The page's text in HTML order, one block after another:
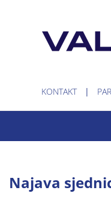
KONTAKT
Najava